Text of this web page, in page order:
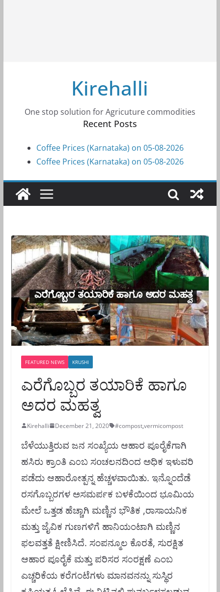
Kirehalli
One stop solution for Agricuture commodities
Recent Posts
Coffee Prices (Karnataka) on 05-08-2026
Coffee Prices (Karnataka) on 05-08-2026
FEATURED NEWS KRUSHI
ಎರೆಗೊಬ್ಬರ ತಯಾರಿಕೆ ಹಾಗೂ
ಅದರ ಮಹತ್ವ
Kirehalli December 21, 2020 #compost,vermicompost
ಬೆಳೆಯುತ್ತಿರುವ ಜನ ಸಂಖ್ಯೆಯ ಆಹಾರ ಪೂರೈಕೆಗಾಗಿ
ಹಸಿರು ಕ್ರಾಂತಿ ಎ೦ಬ ಸoಚಲನದಿಂದ ಅಧಿಕ ಇಳುವರಿ
ಪಡೆದು ಆಹಾರೋತ್ಪನ್ನ ಹೆಚ್ಚಳವಾಯಿತು. ಇನ್ನೊಂದೆಡೆ
ರಸಗೊಬ್ಬರಗಳ ಅಸಮರ್ಪಕ ಬಳಕೆಯಿಂದ ಭೂಮಿಯ
ಮೇಲೆ ಒತ್ತಡ ಹೆಚ್ಚಾಗಿ ಮಣ್ಣಿನ ಭೌತಿಕ ,ರಾಸಾಯನಿಕ
ಮತ್ತು ಜೈವಿಕ ಗುಣಗಳಿಗೆ ಹಾನಿಯಂಟಾಗಿ ಮಣ್ಣಿನ
ಫಲವತ್ತತೆ ಕ್ಷೀಣಿಸಿದೆ. ಸಂಪನ್ಮೂಲ ಕೊರತೆ, ಸುರಕ್ಷಿತ
ಆಹಾರ ಪೂರೈಕೆ ಮತ್ತು ಪರಿಸರ ಸ೦ರಕ್ಷಣೆ ಎಂಬ
ಎಚ್ಚರಿಕೆಯ ಕರೆಗಂಟೆಗಳು ಮಾನವನನ್ನು ಸುಸ್ಥಿರ